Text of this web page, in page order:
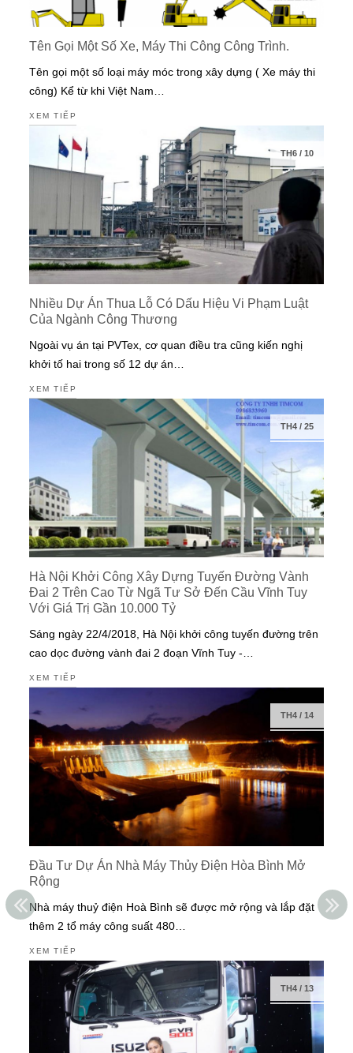
Tên Gọi Một Số Xe, Máy Thi Công Công Trình.
Tên gọi một số loại máy móc trong xây dựng ( Xe máy thi
công) Kể từ khi Việt Nam…
XEM TIẾP
TH6/ 10
Nhiều Dự Án Thua Lỗ Có Dấu Hiệu Vi Phạm Luật
Của Ngành Công Thương
Ngoài vụ án tại PVTex, cơ quan điều tra cũng kiến nghị
khởi tố hai trong số 12 dự án…
XEM TIẾP
TH4/ 25
Hà Nội Khởi Công Xây Dựng Tuyến Đường Vành
Đai 2 Trên Cao Từ Ngã Tư Sở Đến Cầu Vĩnh Tuy
Với Giá Trị Gần 10.000 Tỷ
Sáng ngày 22/4/2018, Hà Nội khởi công tuyến đường trên
cao dọc đường vành đai 2 đoạn Vĩnh Tuy -…
XEM TIẾP
TH4/ 14
Đầu Tư Dự Án Nhà Máy Thủy Điện Hòa Bình Mở
Rộng
Nhà máy thuỷ điện Hoà Bình sẽ được mở rộng và lắp đặt
thêm 2 tổ máy công suất 480…
XEM TIẾP
TH4/ 13